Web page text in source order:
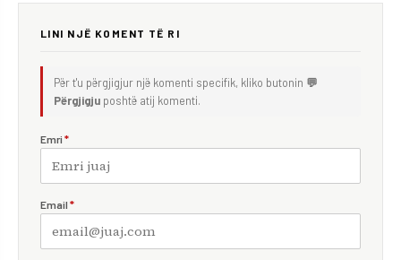
LINI NJË KOMENT TË RI
Për t'u përgjigjur një komenti specifik, kliko butonin 💬
Përgjigju poshtë atij komenti.
Emri *
Email *